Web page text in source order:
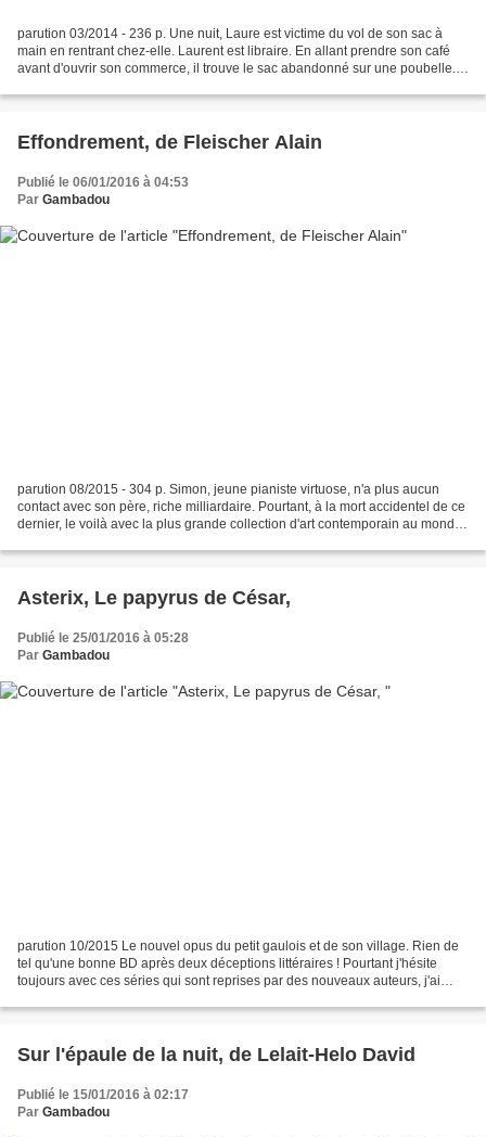
parution 03/2014 - 236 p. Une nuit, Laure est victime du vol de son sac à
main en rentrant chez-elle. Laurent est libraire. En allant prendre son café
avant d'ouvrir son commerce, il trouve le sac abandonné sur une poubelle.
Effondrement, de Fleischer Alain
Publié le 06/01/2016 à 04:53
Par Gambadou
parution 08/2015 - 304 p. Simon, jeune pianiste virtuose, n'a plus aucun
contact avec son père, riche milliardaire. Pourtant, à la mort accidentel de ce
dernier, le voilà avec la plus grande collection d'art contemporain au monde
Asterix, Le papyrus de César,
Publié le 25/01/2016 à 05:28
Par Gambadou
parution 10/2015 Le nouvel opus du petit gaulois et de son village. Rien de
tel qu'une bonne BD après deux déceptions littéraires ! Pourtant j'hésite
toujours avec ces séries qui sont reprises par des nouveaux auteurs, j'ai
Sur l'épaule de la nuit, de Lelait-Helo David
Publié le 15/01/2016 à 02:17
Par Gambadou